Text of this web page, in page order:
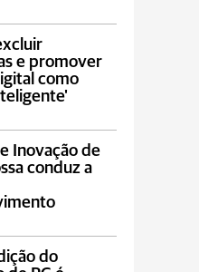
e promover
como
Inovação de
conduz a
do